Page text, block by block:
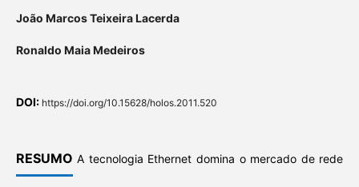
João Marcos Teixeira Lacerda
Ronaldo Maia Medeiros
DOI: https://doi.org/10.15628/holos.2011.520
RESUMO A tecnologia Ethernet domina o mercado de rede